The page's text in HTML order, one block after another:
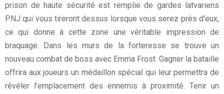
prison de haute sécurité est remplie de gardes latvariens
PNJ qui vous tireront dessus lorsque vous serez près d’eux,
ce qui donne à cette zone une véritable impression de
braquage. Dans les murs de la forteresse se trouve un
nouveau combat de boss avec Emma Frost. Gagner la bataille
offrira aux joueurs un médaillon spécial qui leur permettra de
révéler l’emplacement des ennemis à proximité. Tenir un